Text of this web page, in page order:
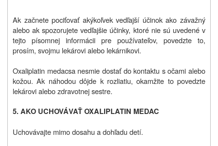
Ak začnete pociťovať akýkoľvek vedľajší účinok ako závažný
alebo ak spozorujete vedľajšie účinky, ktoré nie sú uvedené v
tejto písomnej informácii pre používateľov, povedzte to,
prosím, svojmu lekárovi alebo lekárnikovi.
Oxaliplatin medacsa nesmie dostať do kontaktu s očami alebo
kožou. Ak náhodou dôjde k rozliatiu, okamžite to povedzte
lekárovi alebo zdravotnej sestre.
5. AKO UCHOVÁVAŤ OXALIPLATIN MEDAC
Uchovávajte mimo dosahu a dohľadu detí.